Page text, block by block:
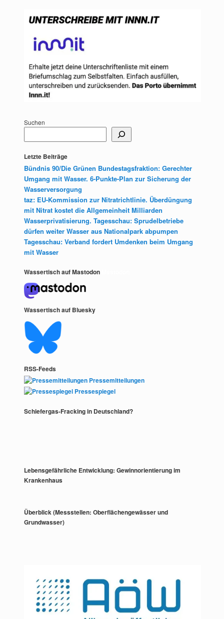
Suchen
Letzte Beiträge
Bündnis 90/Die Grünen Bundestagsfraktion: Gerechter
Umgang mit Wasser. 6-Punkte-Plan zur Sicherung der
Wasserversorgung
taz: EU-Kommission zur Nitratrichtlinie. Überdüngung
mit Nitrat kostet die Allgemeinheit Milliarden
Wasserprivatisierung. Tagesschau: Sprudelbetriebe
dürfen weiter Wasser aus Nationalpark abpumpen
Tagesschau: Verband fordert Umdenken beim Umgang
mit Wasser
Wassertisch auf Mastodon
Wassertisch auf Bluesky
RSS-Feeds
Pressemitteilungen
Pressespiegel
Schiefergas-Fracking in Deutschland?
Lebensgefährliche Entwicklung: Gewinnorientierung im
Krankenhaus
Überblick (Messstellen: Oberflächengewässer und
Grundwasser)